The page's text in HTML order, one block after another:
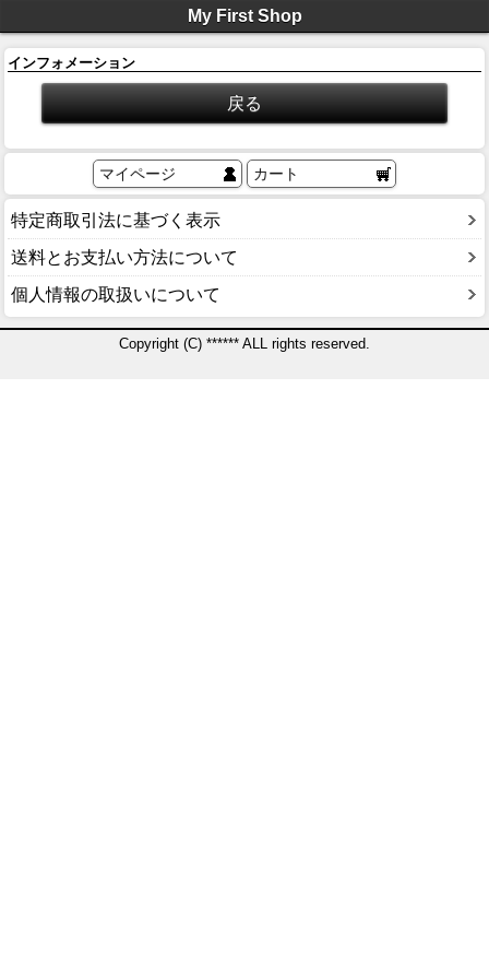
My First Shop
インフォメーション
マイページ カート
特定商取引法に基づく表示
送料とお支払い方法について
個人情報の取扱いについて
Copyright (C) ****** ALL rights reserved.